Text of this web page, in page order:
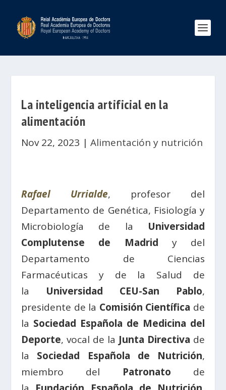
La inteligencia artificial en la
alimentación
Nov 22, 2023 |Alimentación y nutrición
Rafael Urrialde, profesor del
Departamento de Genética, Fisiología y
Microbiología de la Universidad
Complutense de Madrid y del
Departamento de Ciencias
Farmacéuticas y de la Salud de
la Universidad CEU-San Pablo,
presidente de la Comisión Científica de
la Sociedad Española de Medicina del
Deporte, vocal de la Junta Directiva de
la Sociedad Española de Nutrición,
miembro del Patronato de